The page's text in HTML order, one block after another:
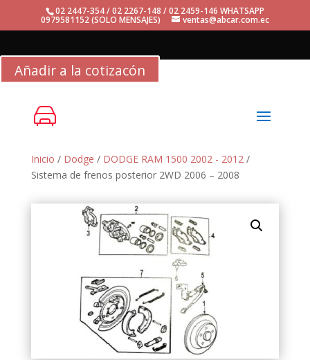
02 2447-354 / 02 2267-148 / 02 2459-146 WHATSAPP
0979581152 (SOLO MENSAJES) ventas@abcar.com.ec
Añadir a la cotizacón
Inicio / Dodge / DODGE RAM 1500 2002 - 2012 /
Sistema de frenos posterior 2WD 2006 – 2008